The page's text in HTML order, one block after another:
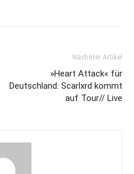
Nächster Artikel
»Heart Attack« für
Deutschland: Scarlxrd kommt
auf Tour// Live